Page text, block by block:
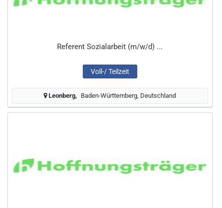
Referent Sozialarbeit (m/w/d) ...
Voll-/ Teilzeit
Leonberg Baden-Württemberg, Deutschland